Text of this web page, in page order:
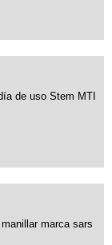
de uso Stem MTI
marca sars